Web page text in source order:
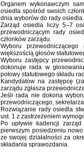
Organem wykonawczym
osiedla spośród swoich
dnia wyborów do rady osiedla.
Zarząd osiedla liczy 5–7
przewodniczącym rady
członków zarządu.
Wyboru
większością głosów
Wyboru zastępcy
dokonuje rada w
połowy statutowego składu
Kandydatów na zastępcę
zarządu zgłasza
Jeśli rada nie dokona
przewodniczącego,
Rozwiązanie rady osiedla
ust. 1 z zastrzeżeniem
Po upływie kadencji
pierwszym posiedzeniu
ze swojej działalności za
składania sprawozdania.